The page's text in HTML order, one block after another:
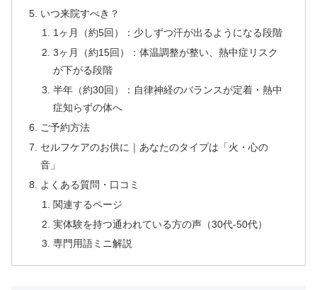
いつ来院すべき？
1ヶ月（約5回）：少しずつ汗が出るようになる段階
3ヶ月（約15回）：体温調整が整い、熱中症リスク
が下がる段階
半年（約30回）：自律神経のバランスが定着・熱中
症知らずの体へ
ご予約方法
セルフケアのお供に｜あなたのタイプは「火・心の
音」
よくある質問・口コミ
関連するページ
実体験を持つ通われている方の声（30代-50代）
専門用語ミニ解説